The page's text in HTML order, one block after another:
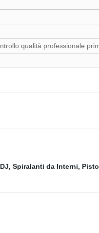
qualità professionale
, Spiralanti da Interni,